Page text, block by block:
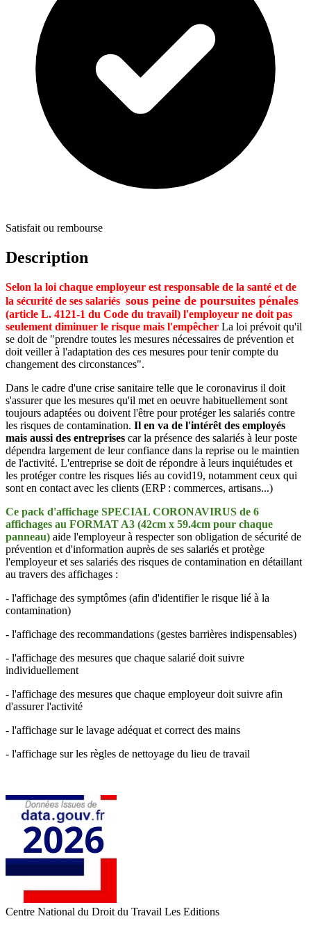
Satisfait ou rembourse
Description
Selon la loi chaque employeur est responsable de la santé et de
la sécurité de ses salariés sous peine de poursuites pénales
(article L. 4121-1 du Code du travail) l'employeur ne doit pas
seulement diminuer le risque mais l'empêcher La loi prévoit qu'il
se doit de "prendre toutes les mesures nécessaires de prévention et
doit veiller à l'adaptation des ces mesures pour tenir compte du
changement des circonstances".
Dans le cadre d'une crise sanitaire telle que le coronavirus il doit
s'assurer que les mesures qu'il met en oeuvre habituellement sont
toujours adaptées ou doivent l'être pour protéger les salariés contre
les risques de contamination. Il en va de l'intérêt des employés
mais aussi des entreprises car la présence des salariés à leur poste
dépendra largement de leur confiance dans la reprise ou le maintien
de l'activité. L'entreprise se doit de répondre à leurs inquiétudes et
les protéger contre les risques liés au covid19, notamment ceux qui
sont en contact avec les clients (ERP : commerces, artisans...)
Ce pack d'affichage SPECIAL CORONAVIRUS de 6
affichages au FORMAT A3 (42cm x 59.4cm pour chaque
panneau) aide l'employeur à respecter son obligation de sécurité de
prévention et d'information auprès de ses salariés et protège
l'employeur et ses salariés des risques de contamination en détaillant
au travers des affichages :
- l'affichage des symptômes (afin d'identifier le risque lié à la
contamination)
- l'affichage des recommandations (gestes barrières indispensables)
- l'affichage des mesures que chaque salarié doit suivre
individuellement
- l'affichage des mesures que chaque employeur doit suivre afin
d'assurer l'activité
- l'affichage sur le lavage adéquat et correct des mains
- l'affichage sur les règles de nettoyage du lieu de travail
Centre National du Droit du Travail Les Editions